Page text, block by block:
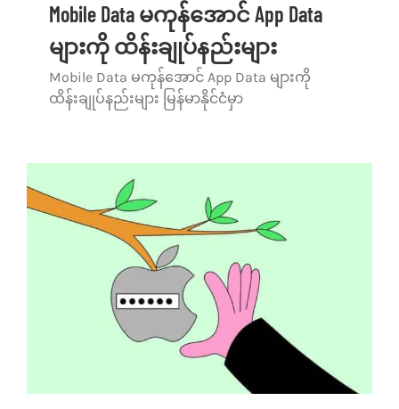
ဆောင်းပါးများ
သုံးသပ်ချက်များ
Mobile Data မကုန်အောင် App Data
များကို ထိန်းချုပ်နည်းများ
Mobile Data မကုန်အောင် App Data များကို
ထိန်းချုပ်နည်းများ မြန်မာနိုင်ငံမှာ